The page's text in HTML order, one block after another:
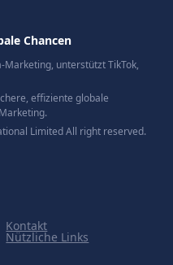
Chancen
Marketing, unterstützt TikTok,
effiziente globale
Limited All right reserved.
Kontakt
Nützliche Links